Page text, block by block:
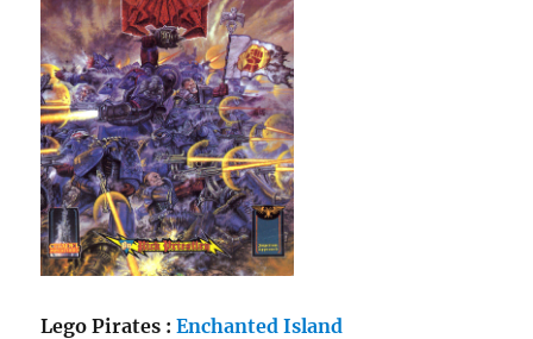
Lego Pirates :Enchanted Island